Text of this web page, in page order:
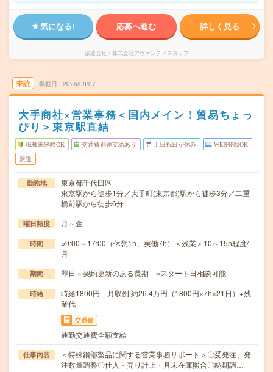
気になる! 応募へ進む 詳しく見る
派遣会社 株式会社アヴァンティスタッフ
未読 掲載日 2026/08/07
大手商社×営業事務＜国内メイン！貿易ちょっ
ぴり＞東京駅直結
職種未経験OK 交通費別途支給あり 土日祝日が休み WEB登録OK
派遣
勤務地
東京都千代田区
東京駅から徒歩1分／大手町(東京都)駅から徒歩3分／二重
橋前駅から徒歩6分
曜日頻度 月～金
時間
○9:00～17:00（休憩1h、実働7h）＜残業＞10～15h程度/
月
期間 即日～契約更新のある長期 ※スタート日相談可能
時給
時給1800円 月収例:約26.4万円（1800円×7h×21日）+残
業代
交通費
通勤交通費全額支給
仕事内容
＜特殊鋼部製品に関する営業事務サポート＞〇受発注、発
注数量調整〇仕入・売り計上・月末在庫照合〇納期調…